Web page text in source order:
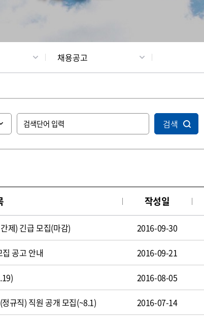
채용공고
검색
작성일
제) 긴급 모집(마감) 2016-09-30
공고 안내 2016-09-21
2016-08-05
규직) 직원 공개 모집(~8.1) 2016-07-14